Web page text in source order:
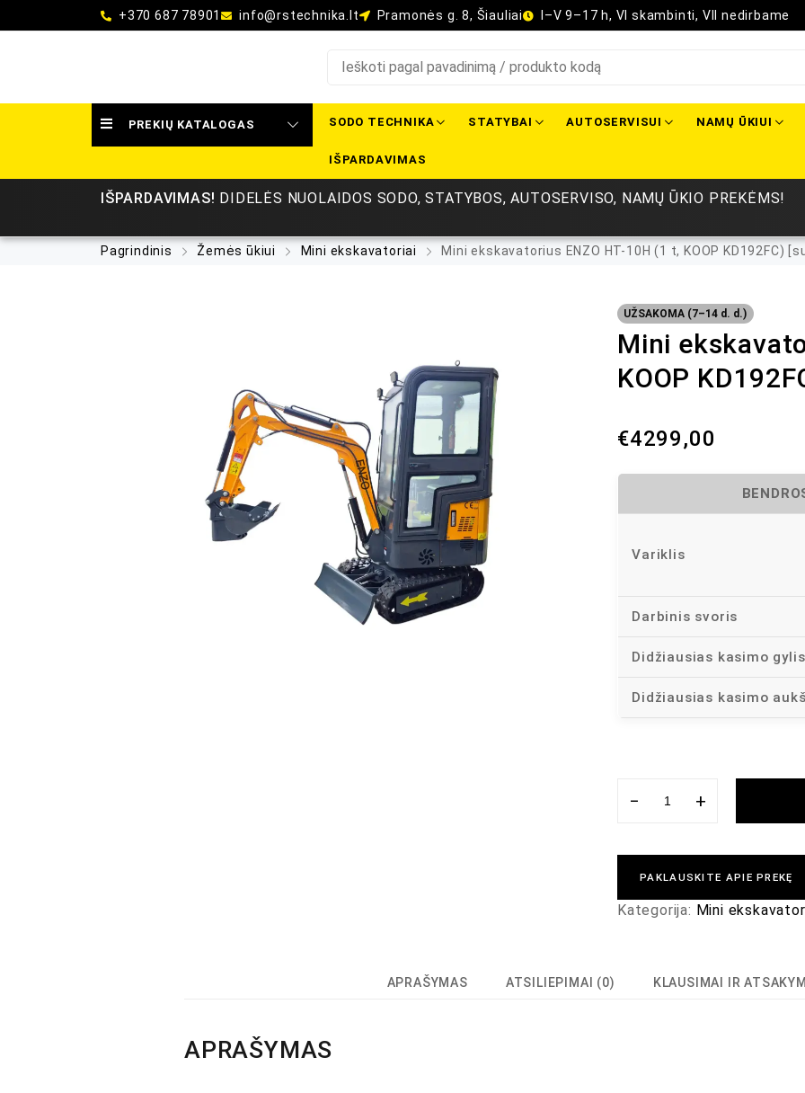
+370 687 78901 info@rstechnika.lt Pramonės g. 8, Šiauliai I–V 9–17 h, VI skambinti, VII nedirbame
PREKIŲ KATALOGAS SODO TECHNIKA STATYBAI AUTOSERVISUI NAMŲ ŪKIUI
IŠPARDAVIMAS
IŠPARDAVIMAS! DIDELĖS NUOLAIDOS SODO, STATYBOS, AUTOSERVISO, NAMŲ ŪKIO PREKĖMS!
Pagrindinis Žemės ūkiui Mini ekskavatoriai Mini ekskavatorius ENZO HT-10H (1 t, KOOP KD192FC)
UŽSAKOMA (7–14 d. d.)
Mini
KOOP
€4299,00
Variklis
Darbinis svoris
Didžiausias kasimo gylis
Didžiausias kasimo
− +
PAKLAUSKITE APIE PREKĘ
Kategorija: Mini
APRAŠYMAS ATSILIEPIMAI (0) KLAUSIMAI IR
APRAŠYMAS